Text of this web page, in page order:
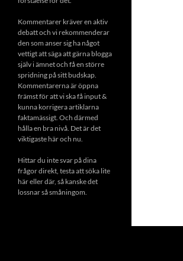
Kommentarer kräver en aktiv
debatt och vi rekommenderar
den som anser sig ha något
vettigt att säga att gärna blogga
själv i ämnet och få en större
spridning på sitt budskap.
Kommentarerna är öppna
främst för att vi ska få input &
kunna korrigera artiklarna
faktamässigt. Och därmed
hålla en bra nivå. Det är det
viktigaste här och nu.
Hittar du inte svar på dina
frågor direkt, testa att söka lite
här eller där, så kanske det
lossnar så småningom.